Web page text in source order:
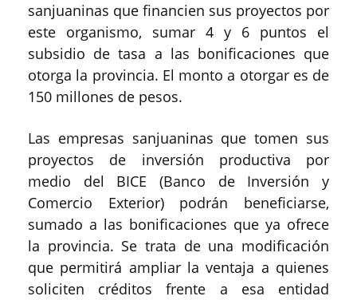
sanjuaninas que financien sus proyectos por
este organismo, sumar 4 y 6 puntos el
subsidio de tasa a las bonificaciones que
otorga la provincia. El monto a otorgar es de
150 millones de pesos.
Las empresas sanjuaninas que tomen sus
proyectos de inversión productiva por
medio del BICE (Banco de Inversión y
Comercio Exterior) podrán beneficiarse,
sumado a las bonificaciones que ya ofrece
la provincia. Se trata de una modificación
que permitirá ampliar la ventaja a quienes
soliciten créditos frente a esa entidad